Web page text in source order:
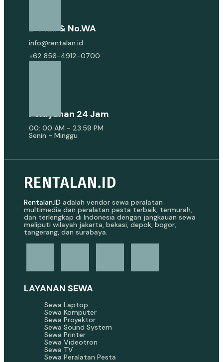
E-Mail & No.WA
info@rentalan.id
+62 856-4912-0700
Pelayanan 24 Jam
00: 00 AM - 23:59 PM
Senin - Minggu
RENTALAN.ID
Rentalan.ID adalah vendor sewa peralatan
multimedia dan peralatan pesta terbaik, termurah,
dan terlengkap di Indonesia dengan jangkauan sewa
meliputi wilayah jakarta, bekasi, depok, bogor,
tangerang, dan surabaya.
LAYANAN SEWA
Sewa Laptop
Sewa Komputer
Sewa Proyektor
Sewa Sound System
Sewa Printer
Sewa Videotron
Sewa TV
Sewa Peralatan Pesta